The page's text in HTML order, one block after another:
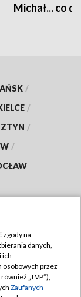
Michał... co
/
/
/
/
zgody na
danych,
ich
osobowych przez
„TVP”),
Zaufanych